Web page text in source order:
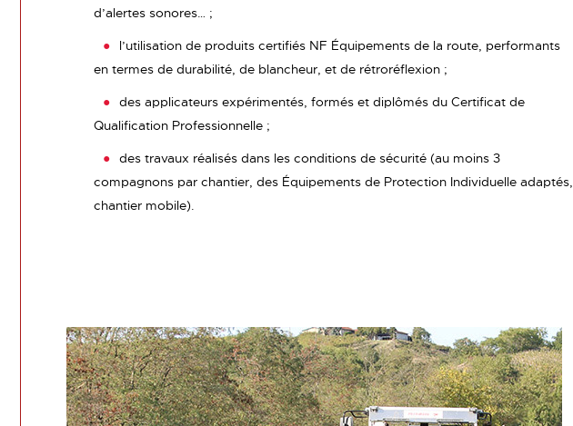
d’alertes sonores… ;
l’utilisation de produits certifiés NF Équipements de la route, performants
en termes de durabilité, de blancheur, et de rétroréflexion ;
des applicateurs expérimentés, formés et diplômés du Certificat de
Qualification Professionnelle ;
des travaux réalisés dans les conditions de sécurité (au moins 3
compagnons par chantier, des Équipements de Protection Individuelle adaptés,
chantier mobile).